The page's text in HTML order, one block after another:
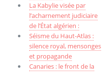
La Kabylie visée par
l’acharnement judiciaire
de l’État algérien :
Séisme du Haut-Atlas :
silence royal, mensonges
et propagande
Canaries : le front de la